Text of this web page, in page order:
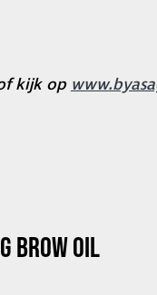
kijk op
BROW OIL